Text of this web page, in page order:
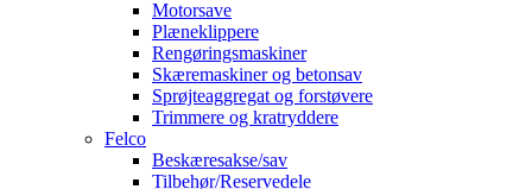
Motorsave
Plæneklippere
Rengøringsmaskiner
Skæremaskiner og betonsav
Sprøjteaggregat og forstøvere
Trimmere og kratryddere
Felco
Beskæresakse/sav
Tilbehør/Reservedele